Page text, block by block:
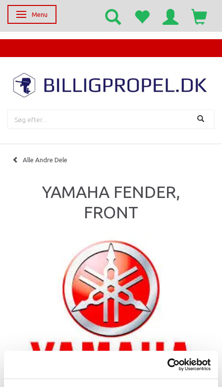
Skifte navigation
Menu
Alle Andre Dele
YAMAHA FENDER,
FRONT